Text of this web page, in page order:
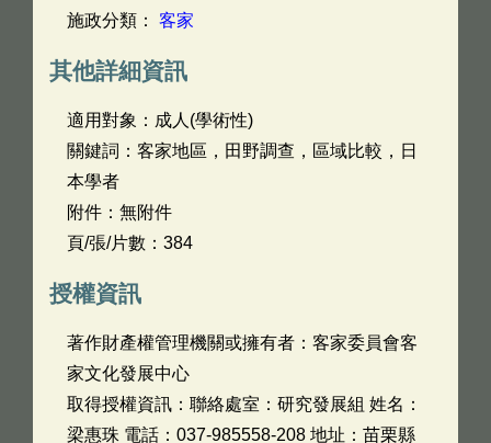
施政分類： 客家
其他詳細資訊
適用對象：成人(學術性)
關鍵詞：客家地區，田野調查，區域比較，日
本學者
附件：無附件
頁/張/片數：384
授權資訊
著作財產權管理機關或擁有者：客家委員會客
家文化發展中心
取得授權資訊：聯絡處室：研究發展組 姓名：
梁惠珠 電話：037-985558-208 地址：苗栗縣